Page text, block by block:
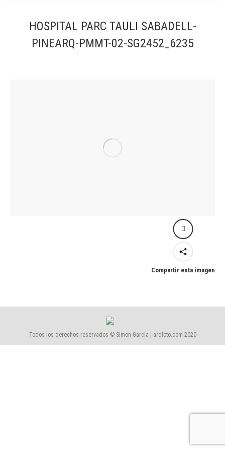
HOSPITAL PARC TAULI SABADELL-
PINEARQ-PMMT-02-SG2452_6235
Compartir esta imagen
Todos los derechos reservados © Simon Garcia | arqfoto.com 2020